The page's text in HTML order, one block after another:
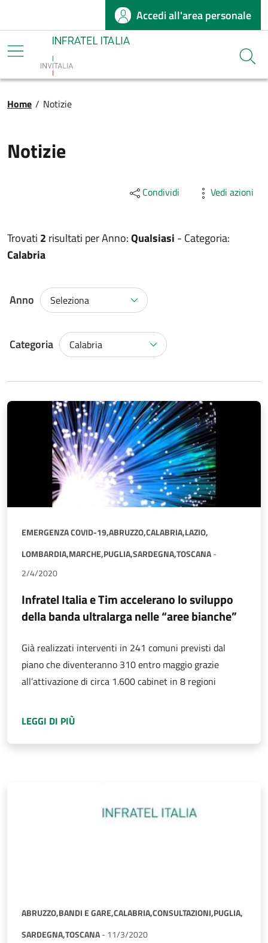
Salta al contenuto principaleAccedi all'area personale
Infratel
Briciole di pane
Home / Notizie
Notizie
Condividi Vedi azioni
Trovati 2 risultati perAnno:Qualsiasi - Categoria:
Calabria
Anno Seleziona
Categoria Calabria
EMERGENZA COVID-19,ABRUZZO,CALABRIA,LAZIO,
LOMBARDIA,MARCHE,PUGLIA,SARDEGNA,TOSCANA-
2/4/2020
Infratel Italia e Tim accelerano lo sviluppo
della banda ultralarga nelle “aree bianche”
Già realizzati interventi in 241 comuni previsti dal
piano che diventeranno 310 entro maggio grazie
all’attivazione di circa 1.600 cabinet in 8 regioni
LEGGI DI PIÙ
ABRUZZO,BANDI E GARE,CALABRIA,CONSULTAZIONI,PUGLIA,
SARDEGNA,TOSCANA- 11/3/2020